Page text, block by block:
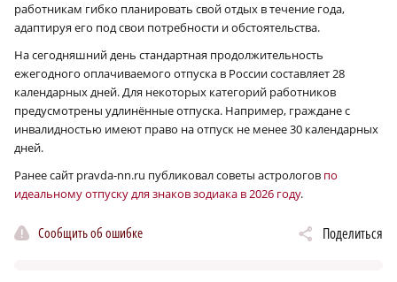
работникам гибко планировать свой отдых в течение года,
адаптируя его под свои потребности и обстоятельства.
На сегодняшний день стандартная продолжительность
ежегодного оплачиваемого отпуска в России составляет 28
календарных дней. Для некоторых категорий работников
предусмотрены удлинённые отпуска. Например, граждане с
инвалидностью имеют право на отпуск не менее 30 календарных
дней.
Ранее сайт pravda-nn.ru публиковал советы астрологов по
идеальному отпуску для знаков зодиака в 2026 году.
Сообщить об ошибке Поделиться